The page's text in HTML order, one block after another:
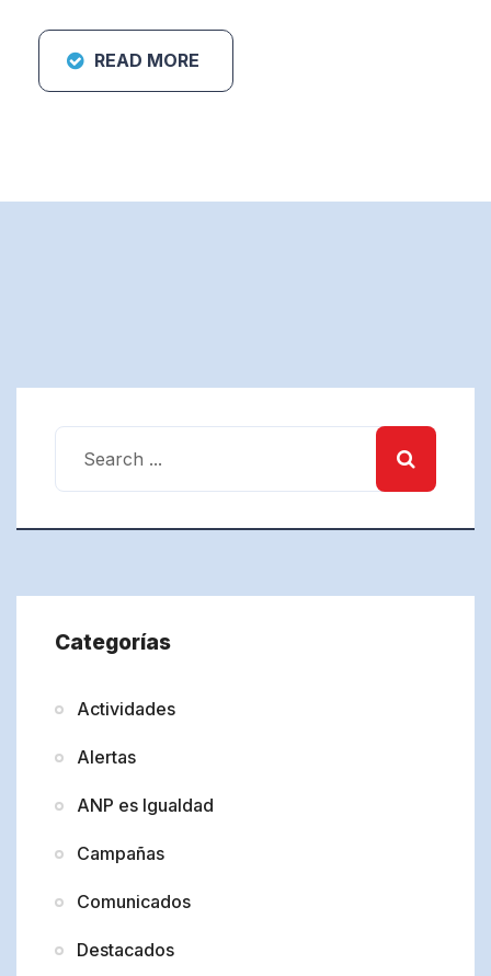
READ MORE
Categorías
Actividades
Alertas
ANP es Igualdad
Campañas
Comunicados
Destacados